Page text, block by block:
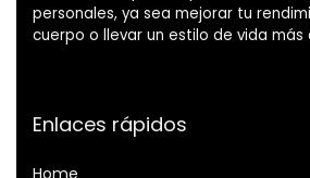
personales, ya sea mejorar tu
cuerpo o llevar un estilo de vida más
Enlaces rápidos